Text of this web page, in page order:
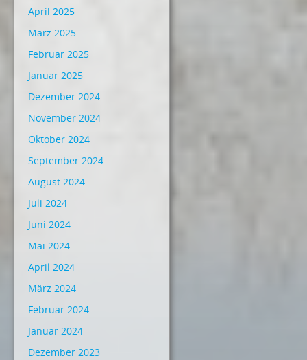
April 2025
März 2025
Februar 2025
Januar 2025
Dezember 2024
November 2024
Oktober 2024
September 2024
August 2024
Juli 2024
Juni 2024
Mai 2024
April 2024
März 2024
Februar 2024
Januar 2024
Dezember 2023